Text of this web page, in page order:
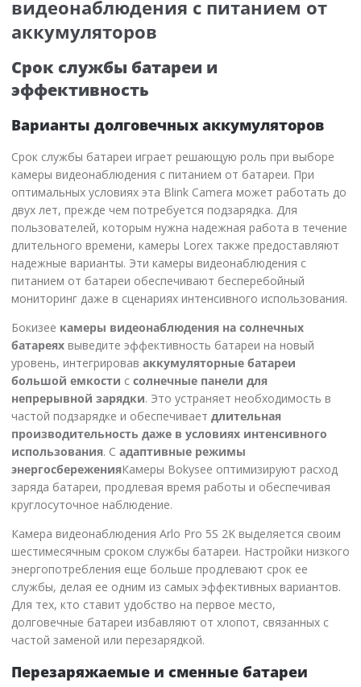
видеонаблюдения с питанием от
аккумуляторов
Срок службы батареи и
эффективность
Варианты долговечных аккумуляторов
Срок службы батареи играет решающую роль при выборе
камеры видеонаблюдения с питанием от батареи. При
оптимальных условиях эта Blink Camera может работать до
двух лет, прежде чем потребуется подзарядка. Для
пользователей, которым нужна надежная работа в течение
длительного времени, камеры Lorex также предоставляют
надежные варианты. Эти камеры видеонаблюдения с
питанием от батареи обеспечивают бесперебойный
мониторинг даже в сценариях интенсивного использования.
Бокизее камеры видеонаблюдения на солнечных
батареях выведите эффективность батареи на новый
уровень, интегрировав аккумуляторные батареи
большой емкости с солнечные панели для
непрерывной зарядки. Это устраняет необходимость в
частой подзарядке и обеспечивает длительная
производительность даже в условиях интенсивного
использования. С адаптивные режимы
энергосбереженияКамеры Bokysee оптимизируют расход
заряда батареи, продлевая время работы и обеспечивая
круглосуточное наблюдение.
Камера видеонаблюдения Arlo Pro 5S 2K выделяется своим
шестимесячным сроком службы батареи. Настройки низкого
энергопотребления еще больше продлевают срок ее
службы, делая ее одним из самых эффективных вариантов.
Для тех, кто ставит удобство на первое место,
долговечные батареи избавляют от хлопот, связанных с
частой заменой или перезарядкой.
Перезаряжаемые и сменные батареи